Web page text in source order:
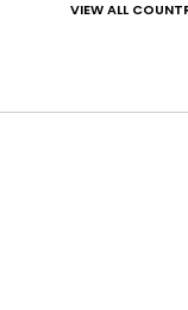
VIEW ALL